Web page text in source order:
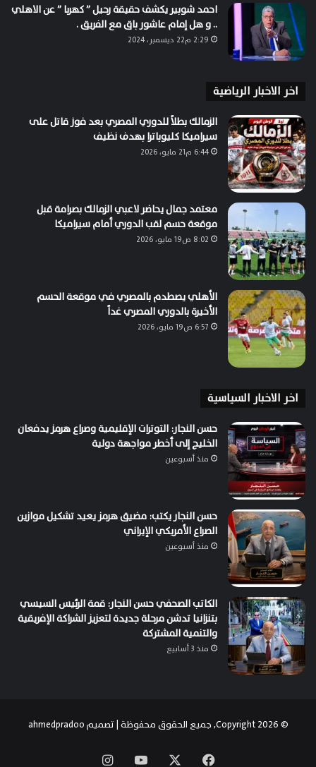
احمد شوبير يكشف حقيقة رحيل ” كهربا ” عن الاهلي
.. و هل إمام عاشور باق مع الفريق .
2:29 م22 ديسمبر، 2024
اخر الاخبار الرياضية
الزمالك بطلاً للدوري المصري بعد فوز قاتل على
سيراميكا كليوباترا بهدف نظيف
6:44 م21 مايو، 2026
معتمد جمال يحاضر لاعبي الزمالك بصرامة قبل
موقعة حسم لقب الدوري أمام سيراميكا
8:02 ص19 مايو، 2026
الأهلي يصطدم بالمصري في موقعة الحسم
الأخيرة بالدوري المصري غداً
6:57 ص19 مايو، 2026
اخر الاخبار السياسية
حسن النجار: التوترات الإقليمية وصراع هرمز يدفعان
الخليج إلى أخطر مواجهة دولية
منذ أسبوعين
حسن النجار يكتب: مضيق هرمز يعيد تشكيل موازين
الصراع الأمريكي الإيراني
منذ أسبوعين
الكاتب الصحفي حسن النجار: قمة الرئيس السيسي
بتنزانيا تدشن مرحلة جديدة لتعزيز الشراكة الإفريقية
والتنمية المشتركة
منذ 3 أسابيع
© Copyright 2026, جميع الحقوق محفوظة | تصميم ahmedpradoo
فيسبوك ‫YouTube